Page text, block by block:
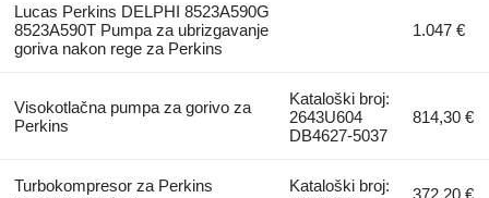
Lucas Perkins DELPHI 8523A590G
8523A590T Pumpa za ubrizgavanje
goriva nakon rege za Perkins
1.047 €
Visokotlačna pumpa za gorivo za
Perkins
Kataloški broj:
2643U604
DB4627-5037
814,30 €
Turbokompresor za Perkins
Kataloški broj: